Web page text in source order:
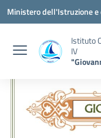
Vai ai contenuti
Vai al menu di navigazione
Vai al footer
Ministero dell'Istruzione
Istituto
IV